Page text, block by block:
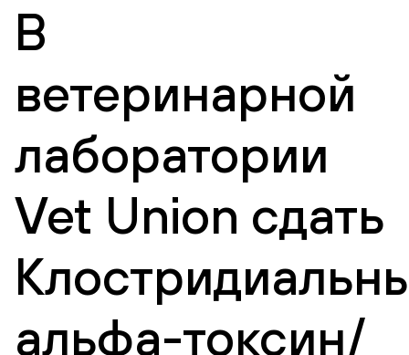
В
ветеринарной
лаборатории
Vet Union сдать
альфа-токсин/